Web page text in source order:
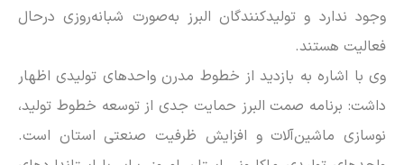
وجود ندارد و تولیدکنندگان البرز به‌صورت شبانه‌روزی درحال
فعالیت هستند.
وی با اشاره به بازدید از خطوط مدرن واحدهای تولیدی اظهار
داشت: برنامه صمت البرز حمایت جدی از توسعه خطوط تولید،
نوسازی ماشین‌آلات و افزایش ظرفیت صنعتی استان است.